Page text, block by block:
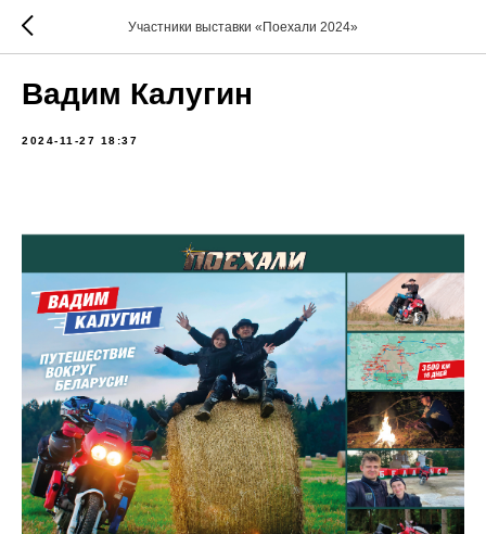
Участники выставки «Поехали 2024»
Вадим Калугин
2024-11-27 18:37